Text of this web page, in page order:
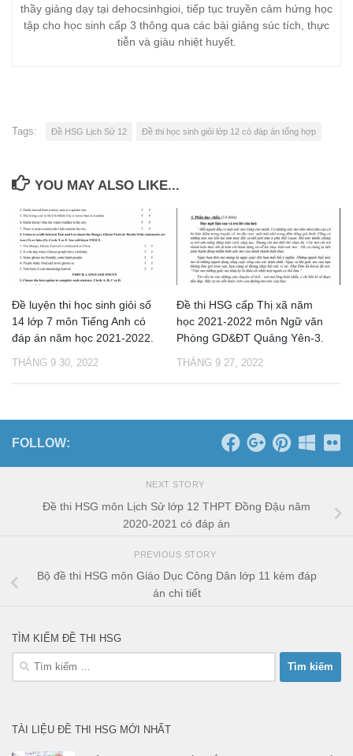
thầy giảng dạy tại dehocsinhgioi, tiếp tục truyền cảm hứng học
tập cho học sinh cấp 3 thông qua các bài giảng súc tích, thực
tiễn và giàu nhiệt huyết.
Tags: Đề HSG Lịch Sử 12 Đề thi học sinh giỏi lớp 12 có đáp án tổng hợp
YOU MAY ALSO LIKE...
Đề luyện thi học sinh giỏi số
14 lớp 7 môn Tiếng Anh có
đáp án năm học 2021-2022.
THÁNG 9 30, 2022
Đề thi HSG cấp Thị xã năm
học 2021-2022 môn Ngữ văn
Phòng GD&ĐT Quảng Yên-3.
THÁNG 9 27, 2022
FOLLOW:
NEXT STORY
Đề thi HSG môn Lịch Sử lớp 12 THPT Đồng Đậu năm
2020-2021 có đáp án
PREVIOUS STORY
Bộ đề thi HSG môn Giáo Dục Công Dân lớp 11 kèm đáp
án chi tiết
TÌM KIẾM ĐỀ THI HSG
Tìm
TÀI LIỆU ĐỀ THI HSG MỚI NHẤT